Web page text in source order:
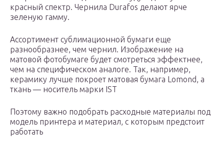
красный спектр. Чернила Durafos делают ярче
зеленую гамму.
Ассортимент сублимационной бумаги еще
разнообразнее, чем чернил. Изображение на
матовой фотобумаге будет смотреться эффектнее,
чем на специфическом аналоге. Так, например,
керамику лучше покроет матовая бумага Lomond, а
ткань — носитель марки IST
Поэтому важно подобрать расходные материалы под
модель принтера и материал, с которым предстоит
работать